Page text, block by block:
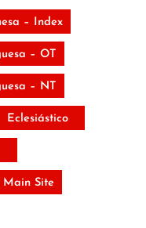
– Index
– OT
– NT
Eclesiástico
Main Site